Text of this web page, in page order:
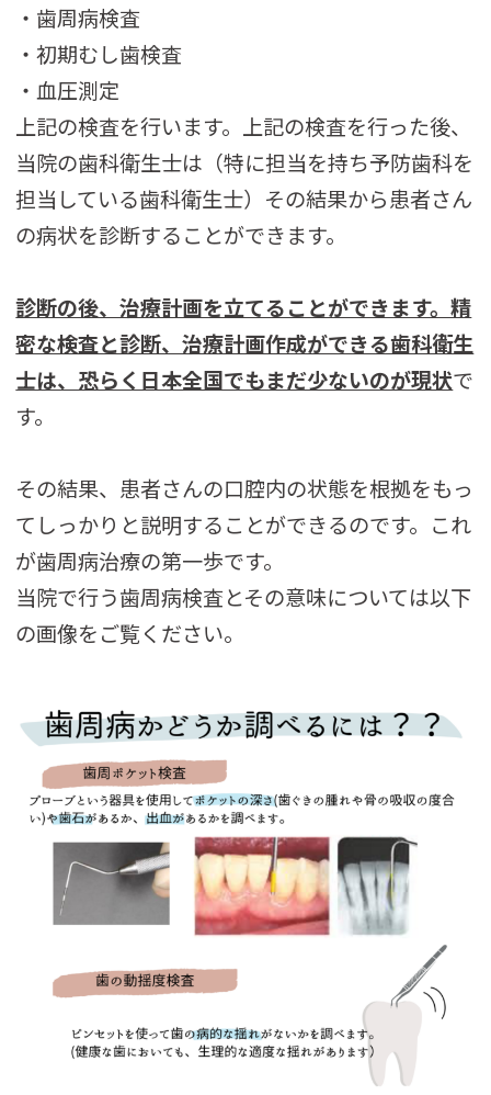
・歯周病検査
・初期むし歯検査
・血圧測定
上記の検査を行います。上記の検査を行った後、
当院の歯科衛生士は（特に担当を持ち予防歯科を
担当している歯科衛生士）その結果から患者さん
の病状を診断することができます。
診断の後、治療計画を立てることができます。精
密な検査と診断、治療計画作成ができる歯科衛生
士は、恐らく日本全国でもまだ少ないのが現状で
す。
その結果、患者さんの口腔内の状態を根拠をもっ
てしっかりと説明することができるのです。これ
が歯周病治療の第一歩です。
当院で行う歯周病検査とその意味については以下
の画像をご覧ください。